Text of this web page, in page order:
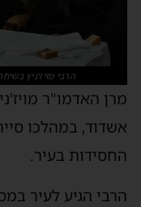
הרבי מויז'ניץ
מרן האדמו"ר
אשדוד, במהלכו
החסידות בעיר.
הרבי הגיע לעיר